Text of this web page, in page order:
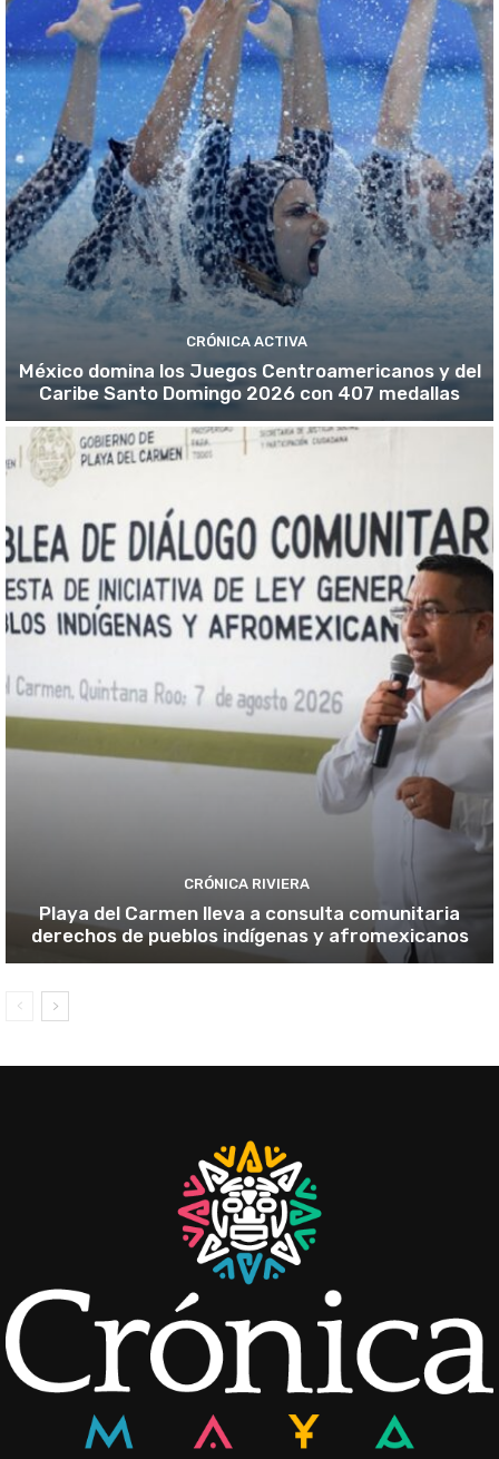
CRÓNICA ACTIVA
México domina los Juegos Centroamericanos y del
Caribe Santo Domingo 2026 con 407 medallas
CRÓNICA RIVIERA
Playa del Carmen lleva a consulta comunitaria
derechos de pueblos indígenas y afromexicanos